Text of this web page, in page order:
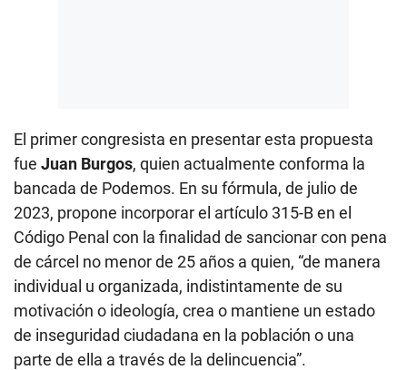
El primer congresista en presentar esta propuesta
fue Juan Burgos, quien actualmente conforma la
bancada de Podemos. En su fórmula, de julio de
2023, propone incorporar el artículo 315-B en el
Código Penal con la finalidad de sancionar con pena
de cárcel no menor de 25 años a quien, “de manera
individual u organizada, indistintamente de su
motivación o ideología, crea o mantiene un estado
de inseguridad ciudadana en la población o una
parte de ella a través de la delincuencia”.